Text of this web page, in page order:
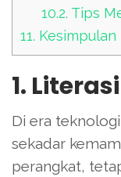
10.2. Tips
11. Kesimpulan
1.
Di era
sekadar
perangkat,